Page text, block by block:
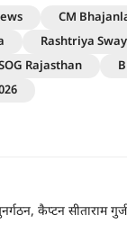
CM
Rashtriya
Rajasthan
कैप्टन सीताराम